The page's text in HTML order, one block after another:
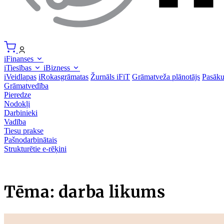
iFinanses
iTiesības
iBizness
iVeidlapas iRokasgrāmatas Žurnāls iFiT Grāmatveža plānotājs
Grāmatvedība
Pieredze
Nodokļi
Darbinieki
Vadība
Tiesu prakse
Pašnodarbinātais
Strukturētie e-rēķini
Tēma: darba likums